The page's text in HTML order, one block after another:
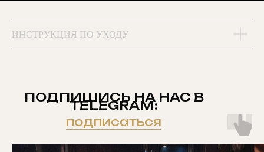
ИНСТРУКЦИЯ ПО УХОДУ
ПОДПИШИСЬ НА НАС В
TELEGRAM:
подписаться